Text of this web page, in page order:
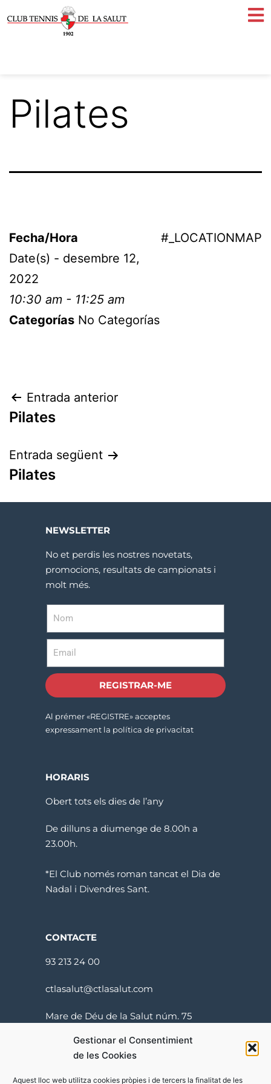
Gestionar el Consentimient
de les Cookies
Aquest lloc web utilitza cookies pròpies i de tercers la finalitat de les
Pilates
#_LOCATIONMAP
Fecha/Hora
Date(s) - desembre 12,
2022
10:30 am - 11:25 am
Categorías No Categorías
Entrada anterior
Pilates
Entrada següent
Pilates
NEWSLETTER
No et perdis les nostres novetats,
promocions, resultats de campionats i
molt més.
REGISTRAR-ME
Al prémer «REGISTRE» acceptes
expressament la política de privacitat
HORARIS
Obert tots els dies de l’any
De dilluns a diumenge de 8.00h a
23.00h.
*El Club només roman tancat el Dia de
Nadal i Divendres Sant.
CONTACTE
93 213 24 00
ctlasalut@ctlasalut.com
Mare de Déu de la Salut núm. 75